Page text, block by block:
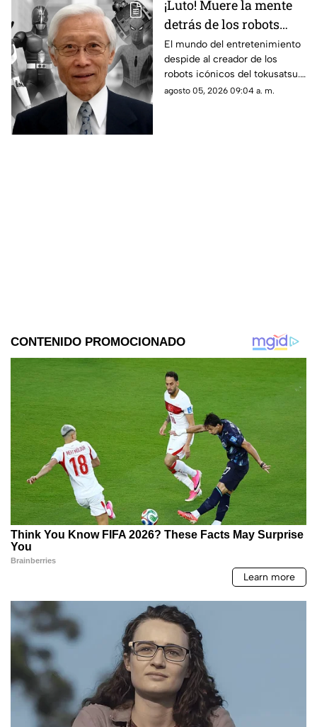
¡Luto! Muere la mente
detrás de los robots
icónicos del tokusatsu
y los Power Rangers
El mundo del entretenimiento
despide al creador de los
robots icónicos del tokusatsu.
Su trabajo revolucionó series
agosto 05, 2026 09:04 a. m.